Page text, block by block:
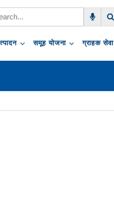
समूह योजना ग्राहक सेवा